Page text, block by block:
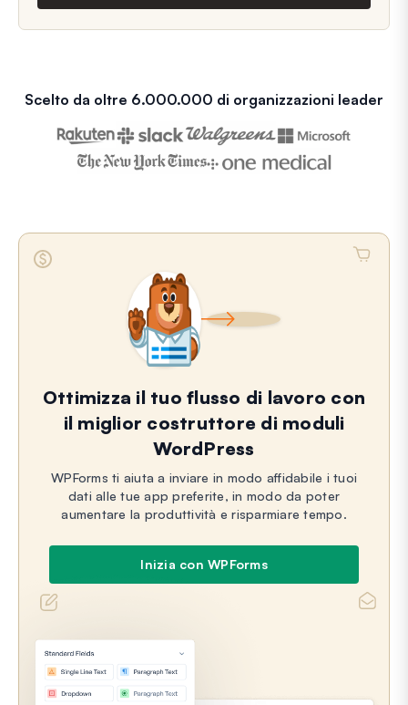
Scelto da oltre 6.000.000 di organizzazioni leader
Ottimizza il tuo flusso di lavoro con
il miglior costruttore di moduli
WordPress
WPForms ti aiuta a inviare in modo affidabile i tuoi
dati alle tue app preferite, in modo da poter
aumentare la produttività e risparmiare tempo.
Inizia con WPForms